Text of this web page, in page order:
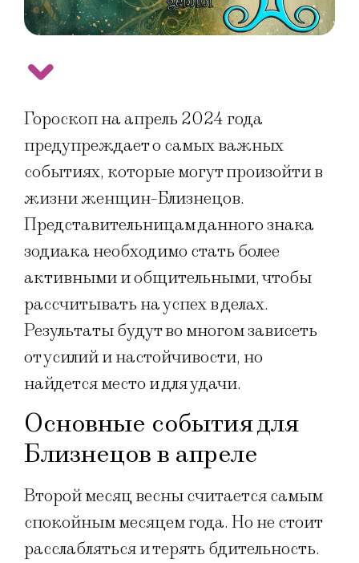
Гороскоп на апрель 2024 года
предупреждает о самых важных
событиях, которые могут произойти в
жизни женщин-Близнецов.
Представительницам данного знака
зодиака необходимо стать более
активными и общительными, чтобы
рассчитывать на успех в делах.
Результаты будут во многом зависеть
от усилий и настойчивости, но
найдется место и для удачи.
Основные события для
Близнецов в апреле
Второй месяц весны считается самым
спокойным месяцем года. Но не стоит
расслабляться и терять бдительность.